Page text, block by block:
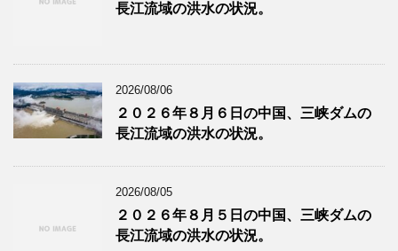
長江流域の洪水の状況。
2026/08/06
２０２６年８月６日の中国、三峡ダムの
長江流域の洪水の状況。
2026/08/05
２０２６年８月５日の中国、三峡ダムの
長江流域の洪水の状況。